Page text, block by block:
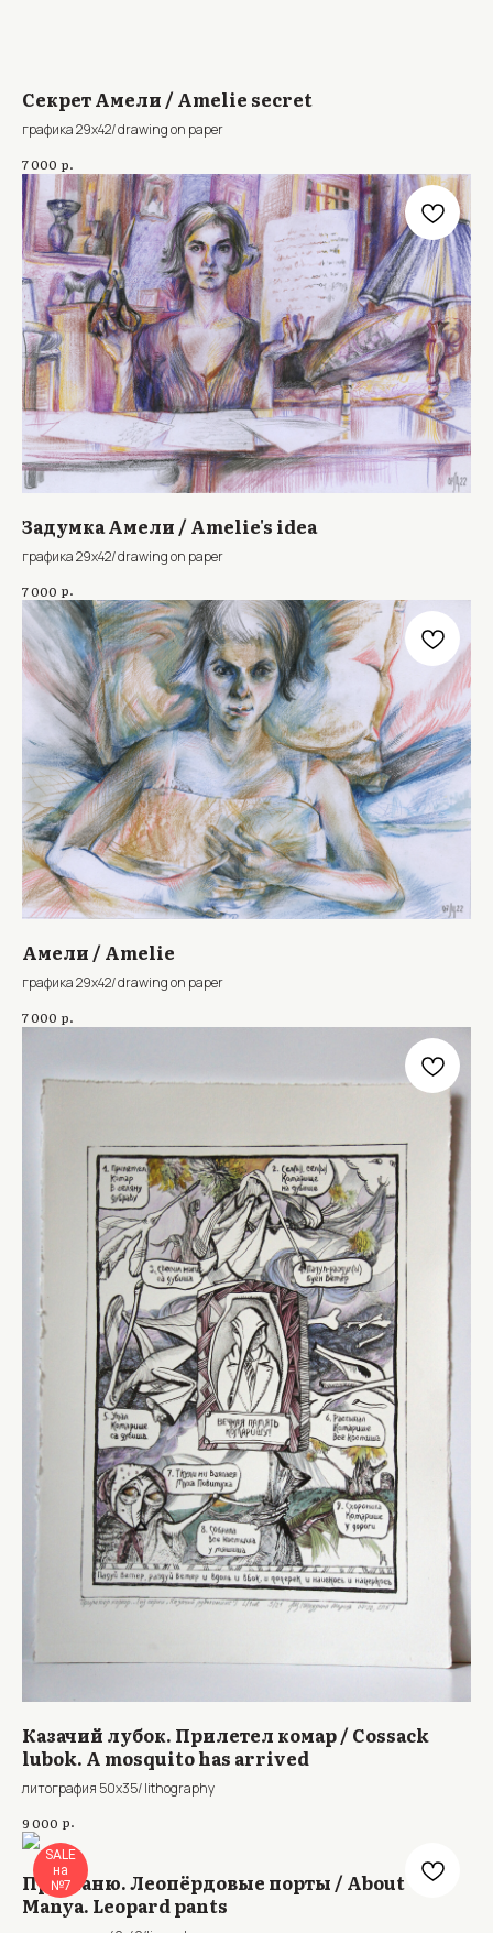
Секрет Амели / Amelie secret
графика 29х42/ drawing on paper
7 000 р.
Задумка Амели / Amelie's idea
графика 29х42/ drawing on paper
7 000 р.
Амели / Amelie
графика 29х42/ drawing on paper
7 000 р.
Казачий лубок. Прилетел комар / Cossack
lubok. A mosquito has arrived
литография 50x35/ lithography
9 000 р.
SALE
на
№7
Про Маню. Леопёрдовые порты / About
Manya. Leopard pants